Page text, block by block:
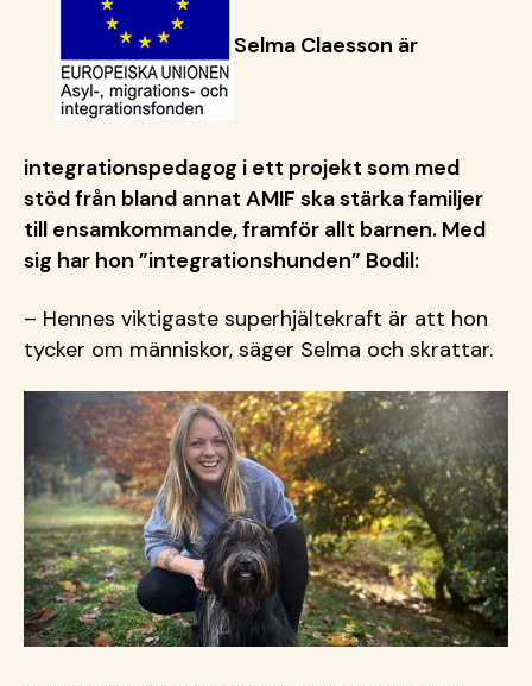
Selma Claesson är
integrationspedagog i ett projekt som med
stöd från bland annat AMIF ska stärka familjer
till ensamkommande, framför allt barnen. Med
sig har hon ”integrationshunden” Bodil:
– Hennes viktigaste superhjältekraft är att hon
tycker om människor, säger Selma och skrattar.